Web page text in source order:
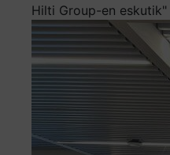
Hilti Group-en eskutik"